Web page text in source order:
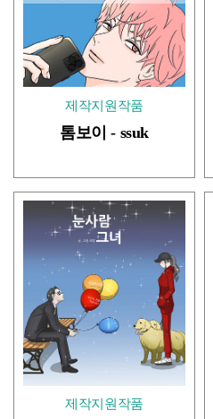
제작지원작품
톰보이 - ssuk
제작지원작품